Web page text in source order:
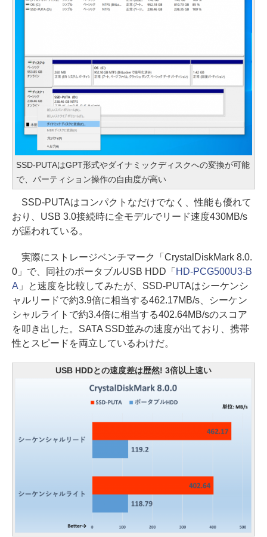
SSD-PUTAはGPT形式やダイナミックディスクへの変換が可能
で、パーティション操作の自由度が高い
SSD-PUTAはコンパクトなだけでなく、性能も優れて
おり、USB 3.0接続時に全モデルでリード速度430MB/s
が謳われている。
実際にストレージベンチマーク「CrystalDiskMark 8.0.
0」で、同社のポータブルUSB HDD「 HD-PCG500U3-B
A 」と速度を比較してみたが、SSD-PUTAはシーケンシ
ャルリードで約3.9倍に相当する462.17MB/s、シーケン
シャルライトで約3.4倍に相当する402.64MB/sのスコア
を叩き出した。SATA SSD並みの速度が出ており、携帯
性とスピードを両立しているわけだ。
USB HDDとの速度差は歴然! 3倍以上速い